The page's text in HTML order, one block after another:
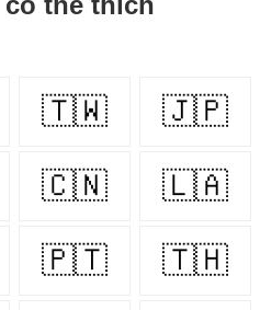
🇹🇼 🇯🇵
🇨🇳 🇱🇦
🇵🇹 🇹🇭